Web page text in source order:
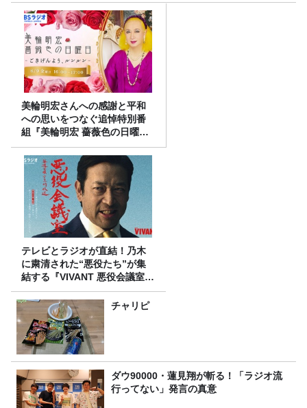
美輪明宏さんへの感謝と平和
への思いをつなぐ追悼特別番
組『美輪明宏 薔薇色の日曜日
～ごきげんよう、ルンルン
～』8/9（日）16時放送
テレビとラジオが直結！乃木
に粛清された“悪役たち”が集
結する『VIVANT 悪役会議室』
7/26(日)23時スタート！
チャリピ
ダウ90000・蓮見翔が斬る！「ラジオ流
行ってない」発言の真意